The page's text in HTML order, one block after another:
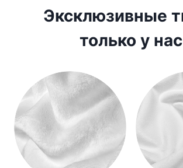
Эксклюзивные
только у нас